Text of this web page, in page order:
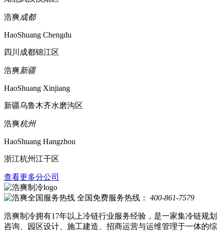
浩爽成都
HaoShuang Chengdu
四川成都锦江区
浩爽新疆
HaoShuang Xinjiang
新疆乌鲁木齐水磨沟区
浩爽杭州
HaoShuang Hangzhou
浙江杭州江干区
查看更多分公司
全国免费服务热线： 400-861-7579
浩爽制冷拥有17年以上冷链行业服务经验，是一家集冷链规划
咨询、园区设计、施工建造、招商运营与运维管理于一体的综